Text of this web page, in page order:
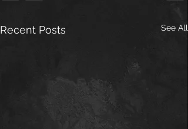
Recent Posts See All